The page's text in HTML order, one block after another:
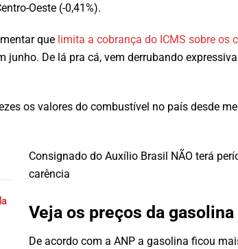
Oeste (-0,41%).
que limita a cobrança do ICMS sobre os
junho. De lá pra cá, vem derrubando
os valores do combustível no país desde
Consignado do Auxílio Brasil NÃO terá
carência
Veja os preços da gasolina
De acordo com a ANP a gasolina ficou